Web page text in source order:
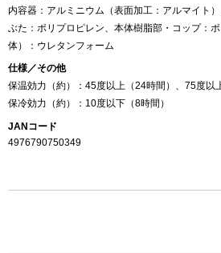
内容器：アルミニウム（表面加工：アルマイト
ぶた：ポリプロピレン、本体樹脂部・コップ：
体）：ウレタンフォーム
仕様／その他
保温効力（約）：45度以上（24時間）、75度以
保冷効力（約）：10度以下（8時間）
JANコード
4976790750349